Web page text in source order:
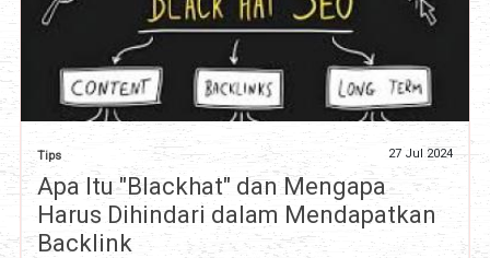
Tips 27 Jul 2024
Apa Itu "Blackhat" dan Mengapa
Harus Dihindari dalam Mendapatkan
Backlink